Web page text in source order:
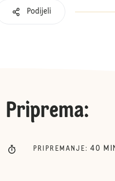
Podijeli
Priprema:
PRIPREMANJE : 40